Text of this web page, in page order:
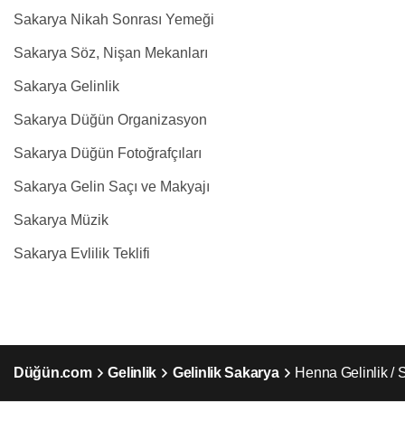
Sakarya Nikah Sonrası Yemeği
Sakarya Söz, Nişan Mekanları
Sakarya Gelinlik
Sakarya Düğün Organizasyon
Sakarya Düğün Fotoğrafçıları
Sakarya Gelin Saçı ve Makyajı
Sakarya Müzik
Sakarya Evlilik Teklifi
Düğün.com Gelinlik Gelinlik Sakarya Henna Gelinlik /